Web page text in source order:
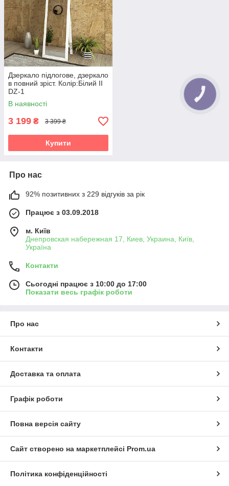
Дзеркало підлогове, дзеркало
в повний зріст. Колір:Білий II
DZ-1
В наявності
3 199 ₴ 3 399 ₴
Купити
Про нас
92% позитивних з 229 відгуків за рік
Працює з 03.09.2018
м. Київ
Днепровская набережная 17, Киев, Украина, Київ,
Україна
Контакти
Сьогодні працює з 10:00 до 17:00
Показати весь графік роботи
Про нас
Контакти
Доставка та оплата
Графік роботи
Повна версія сайту
Сайт створено на маркетплейсі Prom.ua
Політика конфіденційності